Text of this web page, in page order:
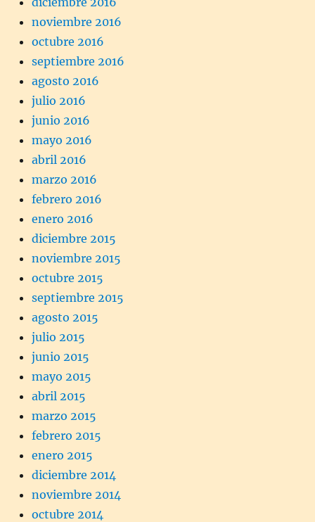
noviembre 2016
octubre 2016
septiembre 2016
agosto 2016
julio 2016
junio 2016
mayo 2016
abril 2016
marzo 2016
febrero 2016
enero 2016
diciembre 2015
noviembre 2015
octubre 2015
septiembre 2015
agosto 2015
julio 2015
junio 2015
mayo 2015
abril 2015
marzo 2015
febrero 2015
enero 2015
diciembre 2014
noviembre 2014
octubre 2014